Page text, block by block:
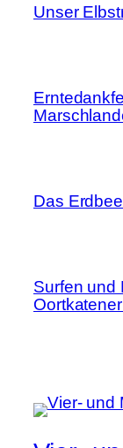
Unser
Das
Surfen und